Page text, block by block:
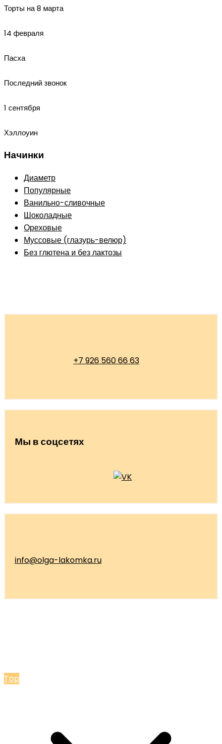
Торты на 8 марта
14 февраля
Пасха
Последний звонок
1 сентября
Хэллоуин
Начинки
Диаметр
Популярные
Ванильно-сливочные
Шоколадные
Ореховые
Муссовые (глазурь-велюр)
Без глютена и без лактозы
+7 926 560 66 63
Мы в соцсетях
info@olga-lakomka.ru
Top